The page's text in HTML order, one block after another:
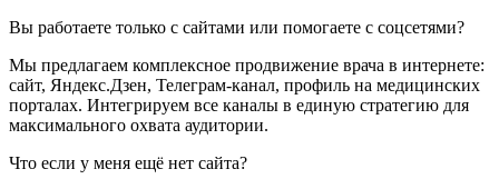
Вы работаете только с сайтами или помогаете с соцсетями?
Мы предлагаем комплексное продвижение врача в интернете:
сайт, Яндекс.Дзен, Телеграм-канал, профиль на медицинских
порталах. Интегрируем все каналы в единую стратегию для
максимального охвата аудитории.
Что если у меня ещё нет сайта?